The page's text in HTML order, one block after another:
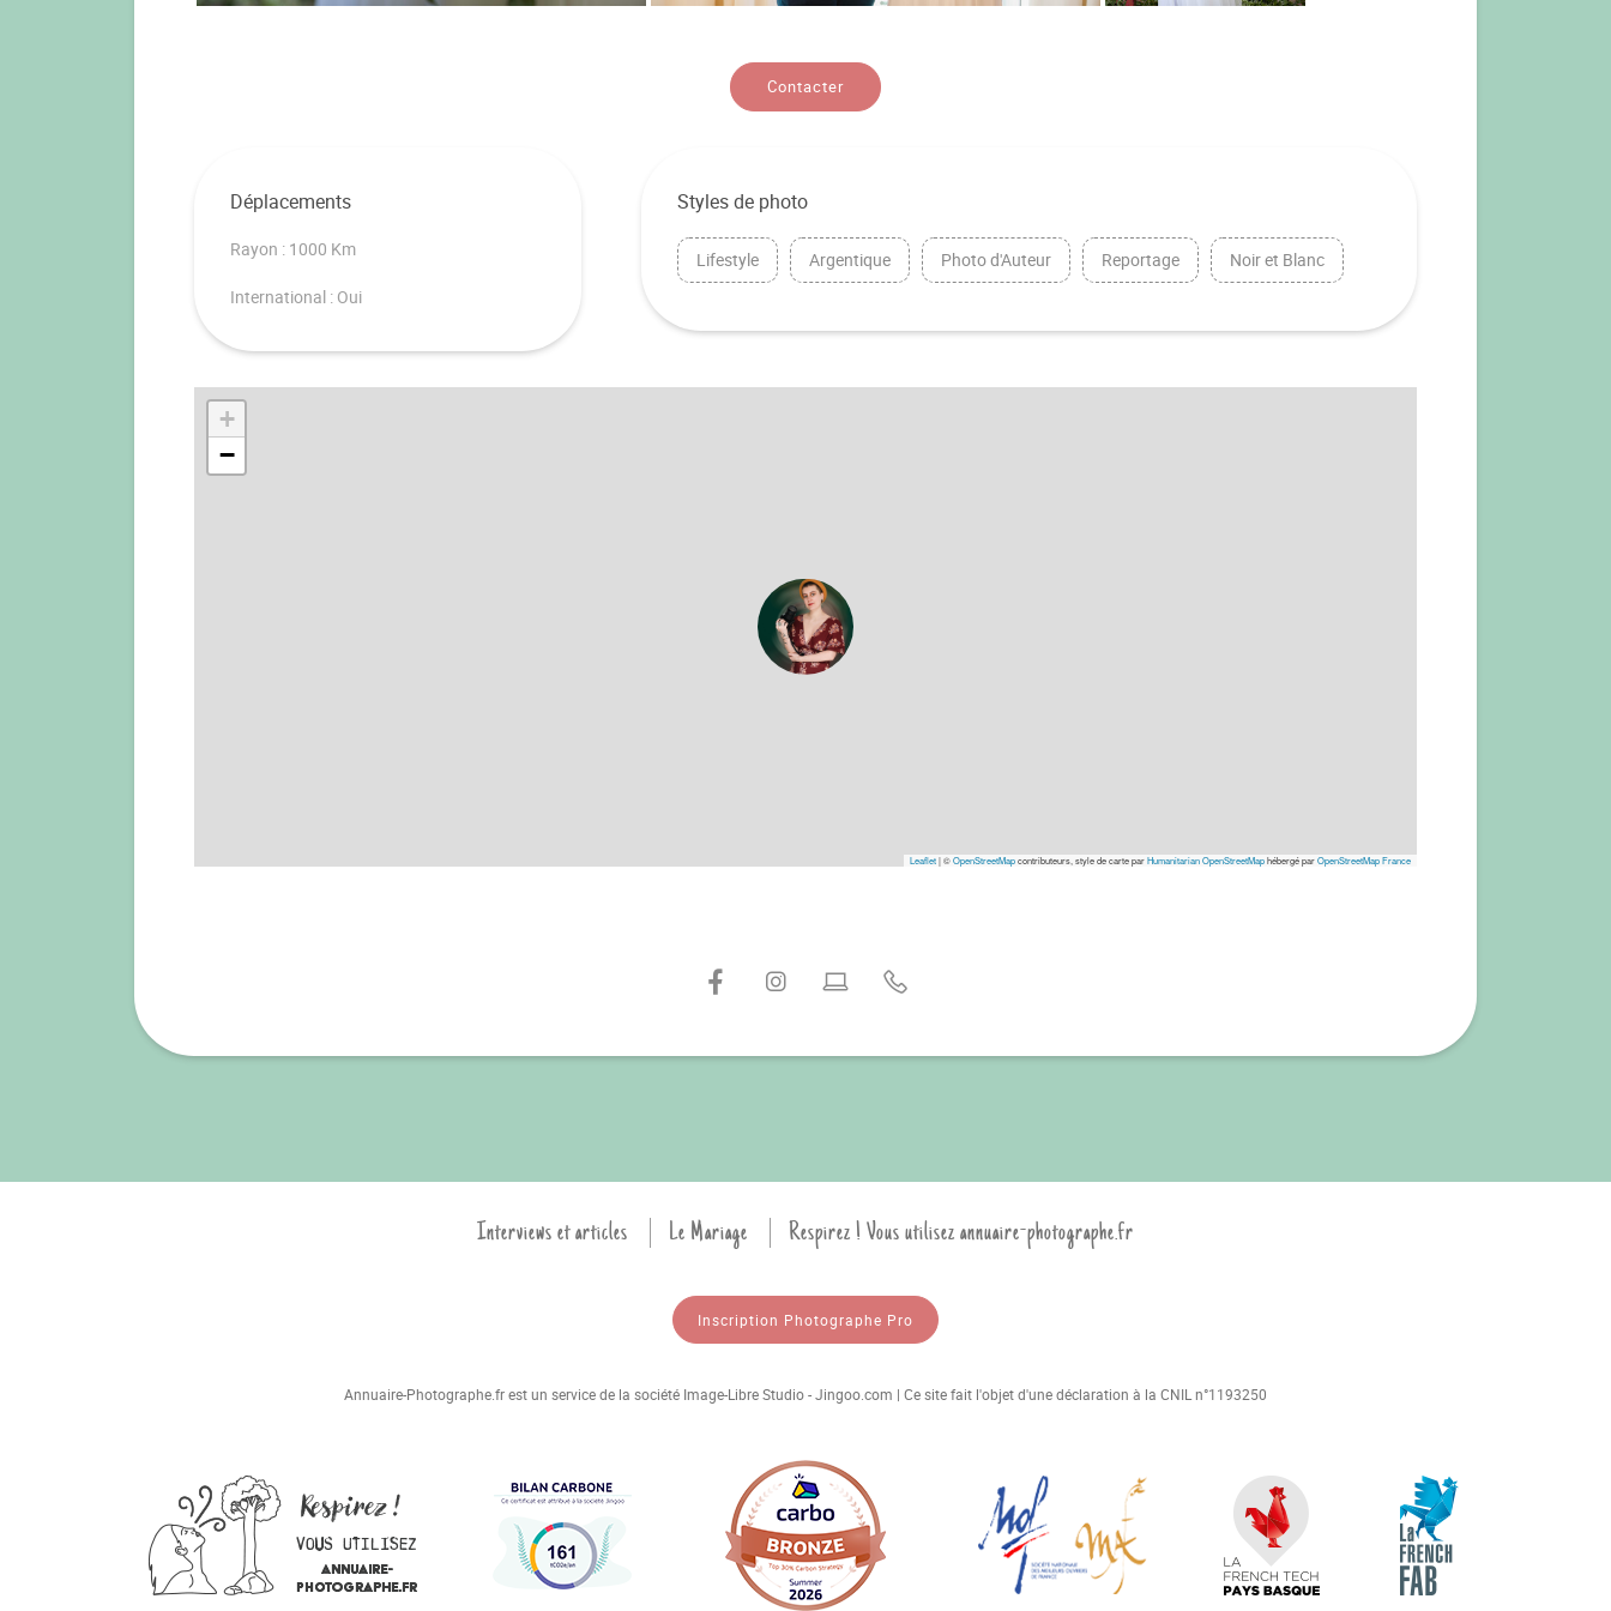
Contacter
Déplacements
Rayon : 1000 Km
International : Oui
Styles de photo
Lifestyle Argentique Photo d'Auteur Reportage Noir et Blanc
+
−
Leaflet|©OpenStreetMapcontributeurs, style de carte parHumanitarian OpenStreetMaphébergé parOpenStreetMap France
Interviews et articles Le Mariage Respirez ! Vous utilisez annuaire-photographe.fr
Inscription Photographe Pro
Annuaire-Photographe.fr est un service de la société Image-Libre Studio - Jingoo.com | Ce site fait l'objet d'une déclaration à la CNIL n°1193250